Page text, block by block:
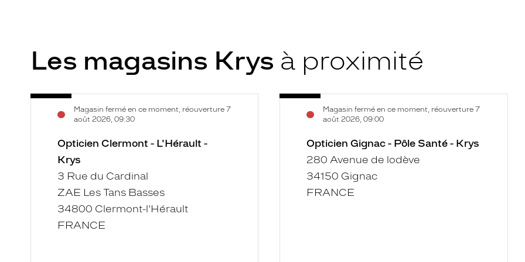
Les magasins Krys à proximité
Opticien
Clermont
L'Hérault
Magasin fermé en ce moment, réouverture 7
août 2026, 09:30
Voir
Opticien Clermont - L'Hérault -
Krys
3 Rue du Cardinal
ZAE Les Tans Basses
34800 Clermont-l'Hérault
FRANCE
Opticien
Gignac
Santé
Magasin fermé en ce moment, réouverture 7
août 2026, 09:00
Voir
Opticien Gignac - Pôle Santé - Krys
280 Avenue de lodève
34150 Gignac
FRANCE